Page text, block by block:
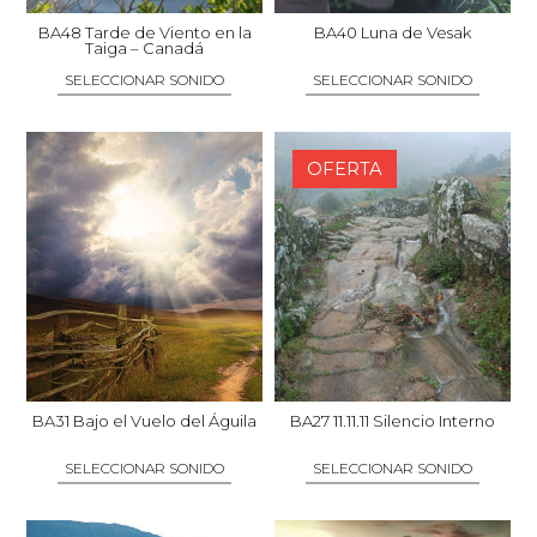
elegir
en
la
de
producto
elegir
la
de
producto
BA48 Tarde de Viento en la
Taiga – Canadá
SELECCIONAR SONIDO
Este
producto
tiene
múltiples
variantes.
Las
opciones
se
pueden
elegir
la
BA40 Luna de Vesak
SELECCIONAR SONIDO
Este
producto
tiene
múltiples
variantes.
Las
opciones
se
pueden
elegir
la
BA31 Bajo el Vuelo del Águila
SELECCIONAR SONIDO
OFERTA
BA27 11.11.11 Silencio Interno
SELECCIONAR SONIDO
Este